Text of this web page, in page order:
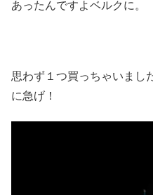
あったんですよベルクに。
思わず１つ買っちゃいま
に急げ！